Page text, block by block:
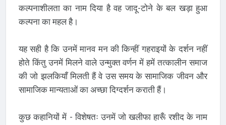
कल्पनाशीलता का नाम दिया है वह जादू-टोने के बल खड़ा हुआ
कल्पना का महल है।
यह सही है कि उनमें मानव मन की किन्हीं गहराइयों के दर्शन नहीं
होते किंतु उनमें मिलने वाले उन्मुक्त वर्णन में हमें तत्कालीन समाज
की जो झलकियाँ मिलती हैं वे उस समय के सामाजिक जीवन और
सामाजिक मान्यताओं का अच्छा दिग्दर्शन कराती हैं।
कुछ कहानियों में - विशेषतः उनमें जो खलीफा हारूँ रशीद के नाम